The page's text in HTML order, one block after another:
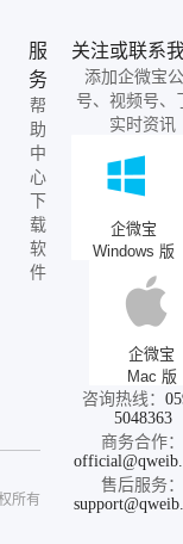
服
务
帮
助
中
心
下
载
软
件
关注或联系
添加企微宝
号、视频号、
实时资讯
企微宝
Windows 版
企微宝
Mac 版
咨询热线：
5048363
商务合作：
售后服务：
所有